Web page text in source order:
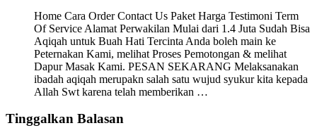
Home Cara Order Contact Us Paket Harga Testimoni Term
Of Service Alamat Perwakilan Mulai dari 1.4 Juta Sudah Bisa
Aqiqah untuk Buah Hati Tercinta Anda boleh main ke
Peternakan Kami, melihat Proses Pemotongan & melihat
Dapur Masak Kami. PESAN SEKARANG Melaksanakan
ibadah aqiqah merupakn salah satu wujud syukur kita kepada
Allah Swt karena telah memberikan …
Tinggalkan Balasan